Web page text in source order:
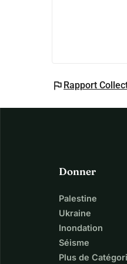
flag Rapport
Donner
Palestine
Ukraine
Inondation
Séisme
Plus de